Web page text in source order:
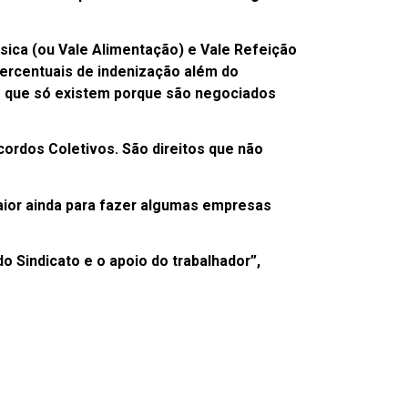
(ou Vale Alimentação) e Vale Refeição
de indenização além do
só existem porque são negociados
Coletivos. São direitos que não
ainda para fazer algumas empresas
Sindicato e o apoio do trabalhador”,